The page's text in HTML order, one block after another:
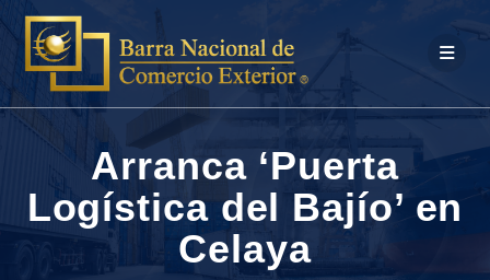
contenido
Arranca ‘Puerta
Logística del Bajío’ en
Celaya